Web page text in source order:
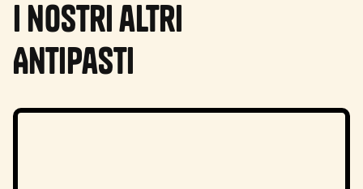
I nostri altri
Antipasti